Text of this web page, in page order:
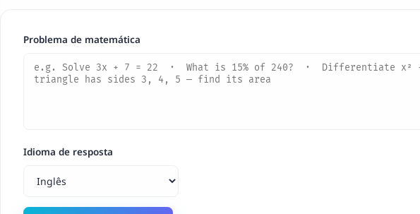
Problema de matemática
Idioma de resposta